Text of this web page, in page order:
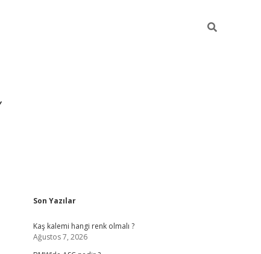
Sidebar
Son Yazılar
Kaş kalemi hangi renk olmalı ?
Ağustos 7, 2026